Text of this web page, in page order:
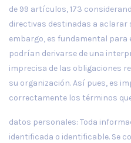
de 99 artículos, 173
directivas destinadas a aclarar
embargo, es fundamental para
podrían derivarse de una
imprecisa de las obligaciones
su organización. Así pues, es
correctamente los términos
datos personales: Toda
identificada o identificable. Se